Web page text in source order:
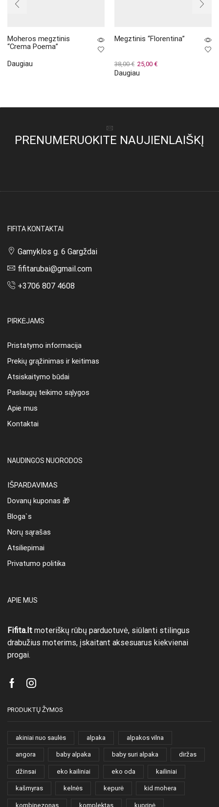
Moheros megztinis
“Crema Poema”
Daugiau
Megztinis “Florentina”
38,00€ Original
price
25,00 €Current
Daugiau
PRENUMERUOKITE NAUJIENLAIŠKĮ
FIFITA KONTAKTAI
Gamyklos g. 6 Gargždai
fifitarubai@gmail.com
+3706 807 4608
PIRKĖJAMS
Pristatymo informacija
Prekių grąžinimas ir keitimas
Atsiskaitymo būdai
Paslaugų teikimo sąlygos
Apie mus
Kontaktai
NAUDINGOS NUORODOS
IŠPARDAVIMAS
Dovanų kuponas 🎁
Bloga`s
Norų sąrašas
Atsiliepimai
Privatumo politika
APIE MUS
Fifita.lt moteriškų rūbų parduotuvė, siūlanti stilingus
drabužius moterims, įskaitant aksesuarus kiekvienai
progai.
FacebookInstagram
PRODUKTŲ ŽYMOS
akiniai nuo saulės alpaka alpakos vilna
angora baby alpaka baby suri alpaka diržas
džinsai eko kailiniai eko oda kailiniai
kašmyras kelnės kepurė kid mohera
kombinezonas komplektas kuprinė